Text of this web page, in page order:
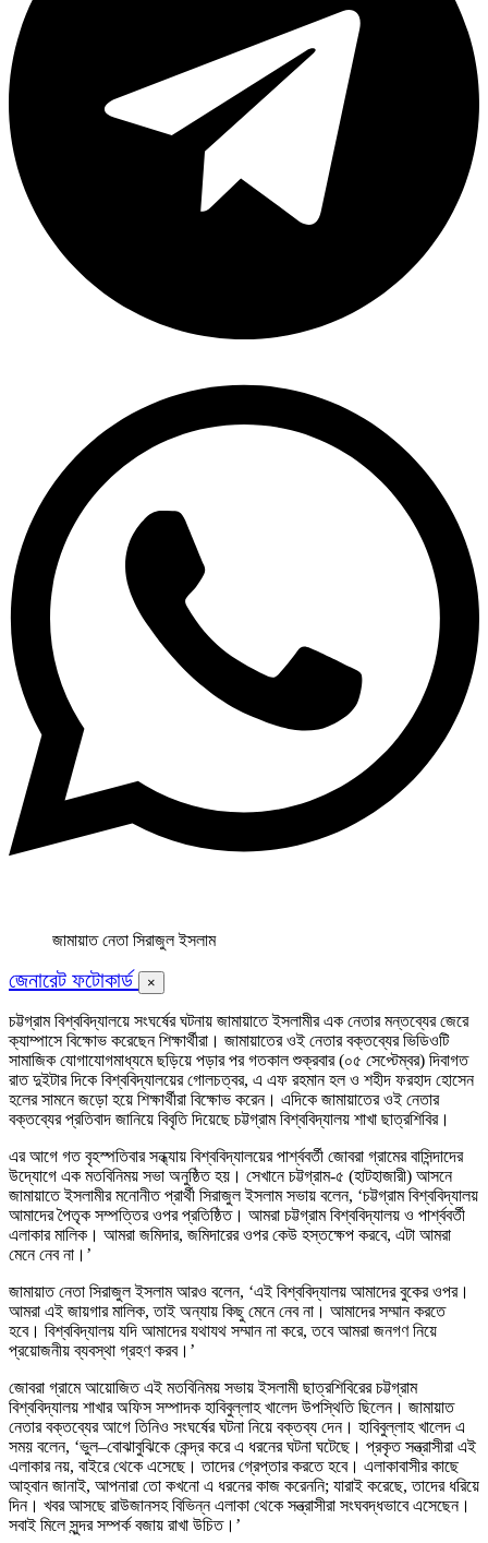
জামায়াত নেতা সিরাজুল ইসলাম
জেনারেট ফটোকার্ড ×
চট্টগ্রাম বিশ্ববিদ্যালয়ে সংঘর্ষের ঘটনায় জামায়াতে ইসলামীর এক নেতার মন্তব্যের জেরে
ক্যাম্পাসে বিক্ষোভ করেছেন শিক্ষার্থীরা। জামায়াতের ওই নেতার বক্তব্যের ভিডিওটি
সামাজিক যোগাযোগমাধ্যমে ছড়িয়ে পড়ার পর গতকাল শুক্রবার (০৫ সেপ্টেম্বর) দিবাগত
রাত দুইটার দিকে বিশ্ববিদ্যালয়ের গোলচত্বর, এ এফ রহমান হল ও শহীদ ফরহাদ হোসেন
হলের সামনে জড়ো হয়ে শিক্ষার্থীরা বিক্ষোভ করেন। এদিকে জামায়াতের ওই নেতার
বক্তব্যের প্রতিবাদ জানিয়ে বিবৃতি দিয়েছে চট্টগ্রাম বিশ্ববিদ্যালয় শাখা ছাত্রশিবির।
এর আগে গত বৃহস্পতিবার সন্ধ্যায় বিশ্ববিদ্যালয়ের পার্শ্ববর্তী জোবরা গ্রামের বাসিন্দাদের
উদ্যোগে এক মতবিনিময় সভা অনুষ্ঠিত হয়। সেখানে চট্টগ্রাম-৫ (হাটহাজারী) আসনে
জামায়াতে ইসলামীর মনোনীত প্রার্থী সিরাজুল ইসলাম সভায় বলেন, ‘চট্টগ্রাম বিশ্ববিদ্যালয়
আমাদের পৈতৃক সম্পত্তির ওপর প্রতিষ্ঠিত। আমরা চট্টগ্রাম বিশ্ববিদ্যালয় ও পার্শ্ববর্তী
এলাকার মালিক। আমরা জমিদার, জমিদারের ওপর কেউ হস্তক্ষেপ করবে, এটা আমরা
মেনে নেব না।’
জামায়াত নেতা সিরাজুল ইসলাম আরও বলেন, ‘এই বিশ্ববিদ্যালয় আমাদের বুকের ওপর।
আমরা এই জায়গার মালিক, তাই অন্যায় কিছু মেনে নেব না। আমাদের সম্মান করতে
হবে। বিশ্ববিদ্যালয় যদি আমাদের যথাযথ সম্মান না করে, তবে আমরা জনগণ নিয়ে
প্রয়োজনীয় ব্যবস্থা গ্রহণ করব।’
জোবরা গ্রামে আয়োজিত এই মতবিনিময় সভায় ইসলামী ছাত্রশিবিরের চট্টগ্রাম
বিশ্ববিদ্যালয় শাখার অফিস সম্পাদক হাবিবুল্লাহ খালেদ উপস্থিতি ছিলেন। জামায়াত
নেতার বক্তব্যের আগে তিনিও সংঘর্ষের ঘটনা নিয়ে বক্তব্য দেন। হাবিবুল্লাহ খালেদ এ
সময় বলেন, ‘ভুল–বোঝাবুঝিকে কেন্দ্র করে এ ধরনের ঘটনা ঘটেছে। প্রকৃত সন্ত্রাসীরা এই
এলাকার নয়, বাইরে থেকে এসেছে। তাদের গ্রেপ্তার করতে হবে। এলাকাবাসীর কাছে
আহ্বান জানাই, আপনারা তো কখনো এ ধরনের কাজ করেননি; যারাই করেছে, তাদের ধরিয়ে
দিন। খবর আসছে রাউজানসহ বিভিন্ন এলাকা থেকে সন্ত্রাসীরা সংঘবদ্ধভাবে এসেছেন।
সবাই মিলে সুন্দর সম্পর্ক বজায় রাখা উচিত।’